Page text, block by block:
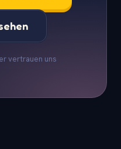
vertrauen uns